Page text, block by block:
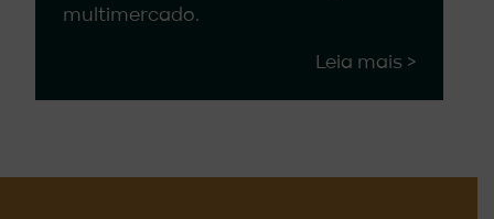
multimercado.
Leia mais >